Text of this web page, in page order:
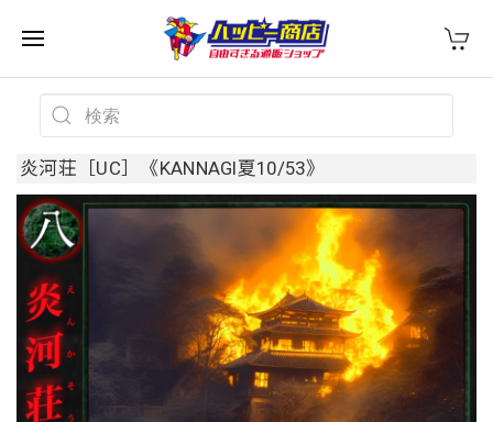
炎河荘［UC］《KANNAGI夏10/53》